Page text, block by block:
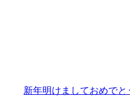
新年明けましておめでと